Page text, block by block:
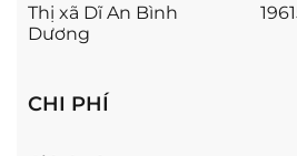
Thị xã Dĩ An Bình
Dương
CHI PHÍ